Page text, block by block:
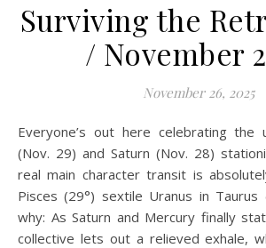
Surviving the
/ November
November 26, 2025
Everyone’s out here celebrating the upcoming Mercury
(Nov. 29) and Saturn (Nov. 28)
real main character transit is
Pisces (29°) sextile Uranus in Taurus
why: As Saturn and Mercury finally
collective lets out a relieved exhale,